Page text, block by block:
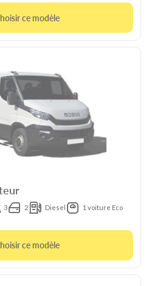
ce modèle
3 2 Diesel 1 voiture Eco
ce modèle